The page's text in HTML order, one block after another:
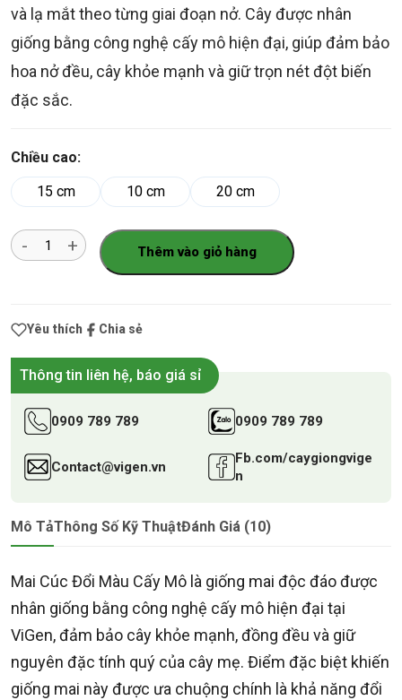
và lạ mắt theo từng giai đoạn nở. Cây được nhân
giống bằng công nghệ cấy mô hiện đại, giúp đảm bảo
hoa nở đều, cây khỏe mạnh và giữ trọn nét đột biến
đặc sắc.
Chiều cao:
15 cm
10 cm 20 cm
Số
lượng
Thêm vào giỏ hàng
Yêu thích Chia sẻ
Thông tin liên hệ, báo giá sỉ
0909 789 789 0909 789 789
Contact@vigen.vn
Fb.com/caygiongvige
n
Mô TảThông Số Kỹ ThuậtĐánh Giá (10)
Mai Cúc Đổi Màu Cấy Mô là giống mai độc đáo được
nhân giống bằng công nghệ cấy mô hiện đại tại
ViGen, đảm bảo cây khỏe mạnh, đồng đều và giữ
nguyên đặc tính quý của cây mẹ. Điểm đặc biệt khiến
giống mai này được ưa chuộng chính là khả năng đổi